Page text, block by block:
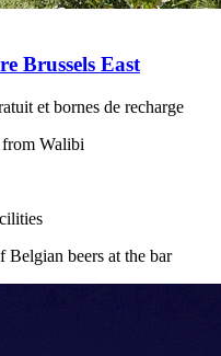
Brussels East
et bornes de recharge
Walibi
Belgian beers at the bar